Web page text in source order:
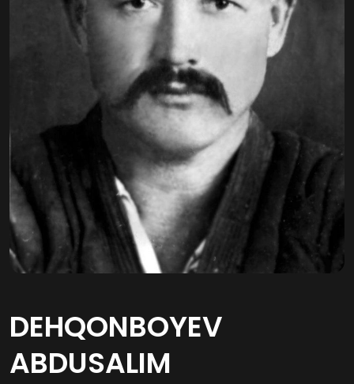
DEHQONBOYEV
ABDUSALIM